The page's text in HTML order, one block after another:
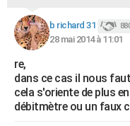
b richard 31
28 mai 2014 à 11:01
re,
dans ce cas il nous
cela s'oriente de plus
débitmètre ou un faux